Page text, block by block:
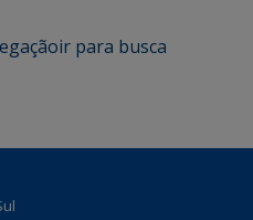
ir para busca